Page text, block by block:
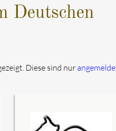
Deutschen
Diese sind nur